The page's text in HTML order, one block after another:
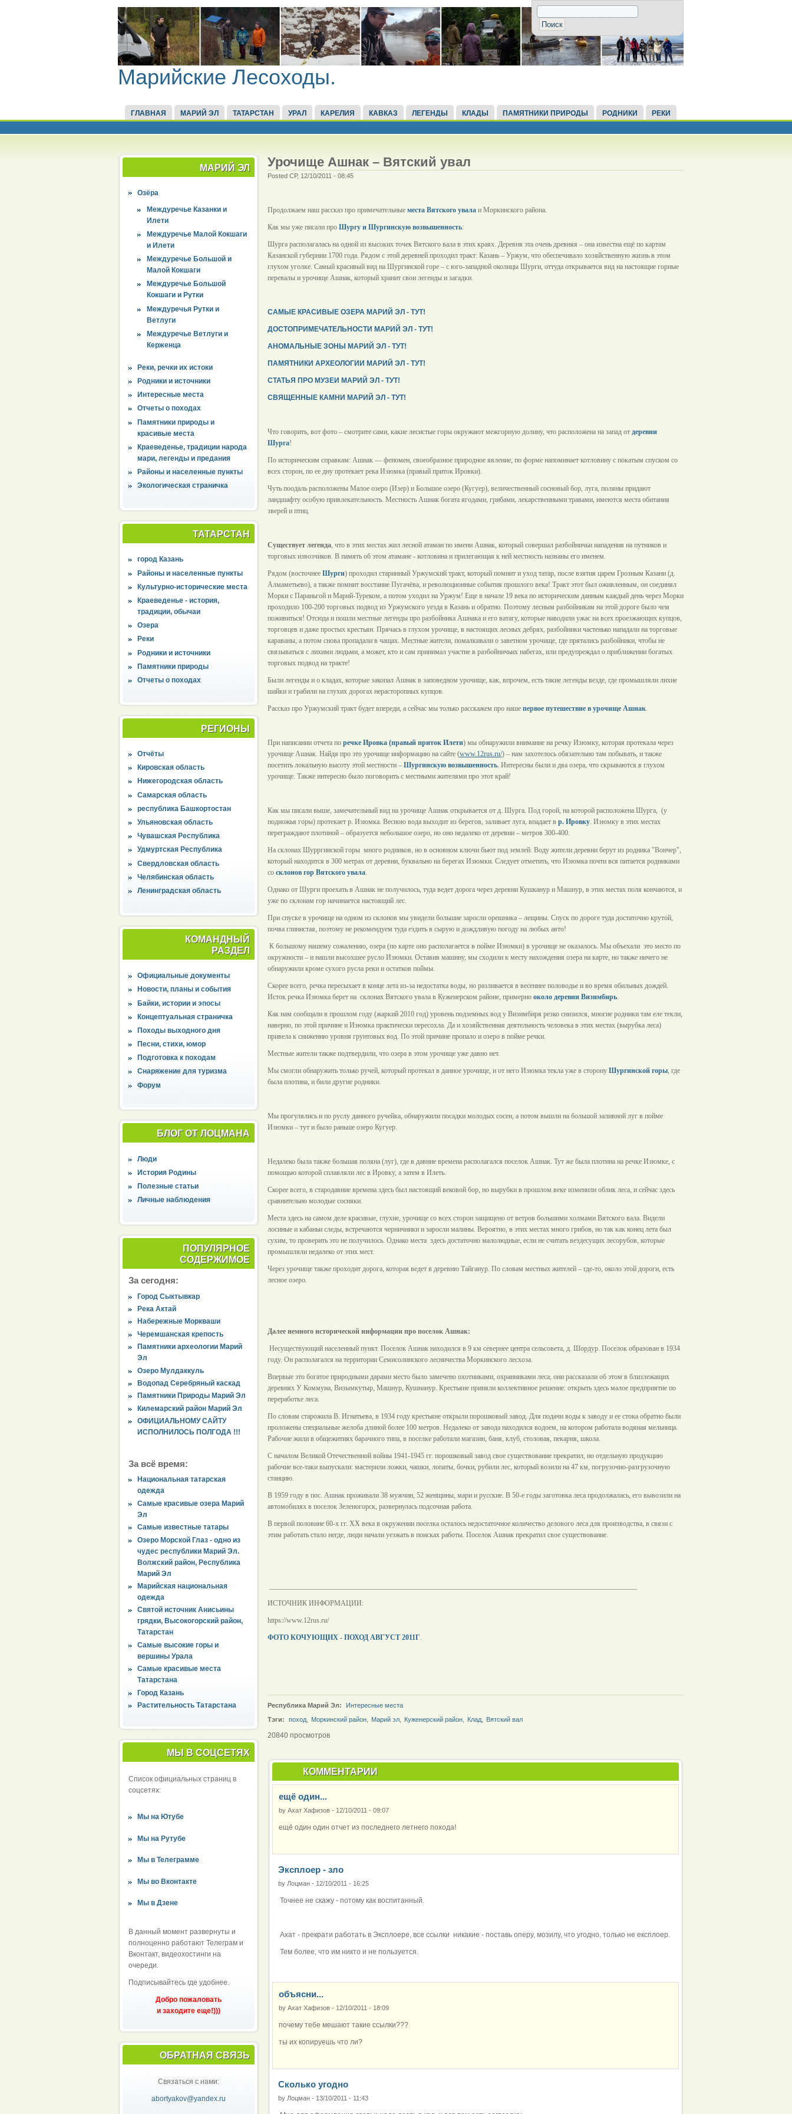
Марийские Лесоходы.
ГЛАВНАЯ МАРИЙ ЭЛ ТАТАРСТАН УРАЛ КАРЕЛИЯ КАВКАЗ ЛЕГЕНДЫ КЛАДЫ ПАМЯТНИКИ ПРИРОДЫ РОДНИКИ РЕКИ
МАРИЙ ЭЛ
Озёра
Междуречье Казанки и
Илети
Междуречье Малой Кокшаги
и Илети
Междуречье Большой и
Малой Кокшаги
Междуречье Большой
Кокшаги и Рутки
Междуречья Рутки и
Ветлуги
Междуречье Ветлуги и
Керженца
Реки, речки их истоки
Родники и источники
Интересные места
Отчеты о походах
Памятники природы и
красивые места
Краеведенье, традиции народа
мари, легенды и предания
Районы и населенные пункты
Экологическая страничка
ТАТАРСТАН
город Казань
Районы и населенные пункты
Культурно-исторические места
Краеведенье - история,
традиции, обычаи
Озера
Реки
Родники и источники
Памятники природы
Отчеты о походах
РЕГИОНЫ
Отчёты
Кировская область
Нижегородская область
Самарская область
республика Башкортостан
Ульяновская область
Чувашская Республика
Удмуртская Республика
Свердловская область
Челябинская область
Ленинградская область
КОМАНДНЫЙ
РАЗДЕЛ
Официальные документы
Новости, планы и события
Байки, истории и эпосы
Концептуальная страничка
Походы выходного дня
Песни, стихи, юмор
Подготовка к походам
Снаряжение для туризма
Форум
БЛОГ ОТ ЛОЦМАНА
Люди
История Родины
Полезные статьи
Личные наблюдения
ПОПУЛЯРНОЕ
СОДЕРЖИМОЕ
За сегодня:
Город Сыктывкар
Река Актай
Набережные Моркваши
Черемшанская крепость
Памятники археологии Марий
Эл
Озеро Мулдаккуль
Водопад Серебряный каскад
Памятники Природы Марий Эл
Килемарский район Марий Эл
ОФИЦИАЛЬНОМУ САЙТУ
ИСПОЛНИЛОСЬ ПОЛГОДА !!!
За всё время:
Национальная татарская
одежда
Самые красивые озера Марий
Эл
Самые известные татары
Озеро Морской Глаз - одно из
чудес республики Марий Эл.
Волжский район, Республика
Марий Эл
Марийская национальная
одежда
Святой источник Анисьины
грядки, Высокогорский район,
Татарстан
Самые высокие горы и
вершины Урала
Самые красивые места
Татарстана
Город Казань
Растительность Татарстана
МЫ В СОЦСЕТЯХ
Список официальных страниц в
соцсетях:
Мы на Ютубе
Мы на Рутубе
Мы в Телеграмме
Мы во Вконтакте
Мы в Дзене
В данный момент развернуты и
полноценно работают Телеграм и
Вконтакт, видеохостинги на
очереди.
Подписывайтесь где удобнее.
Добро пожаловать
и заходите еще!)))
ОБРАТНАЯ СВЯЗЬ
Связаться с нами:
abortyakov@yandex.ru
Урочище Ашнак – Вятский увал
Posted СР, 12/10/2011 - 08:45
Продолжаем наш рассказ про примечательные места Вятского увалаи Моркинского района.
Как мы уже писали про Шургу и Шургинскую возвышенность:
Шурга располагалась на одной из высоких точек Вятского вала в этих краях. Деревня эта очень древняя – она известна ещё по картам
Казанской губернии 1700 года. Рядом с этой деревней проходил тракт: Казань – Уржум, что обеспечивало хозяйственную жизнь в этом
глухом уголке. Самый красивый вид на Шургинской горе – с юго-западной околицы Шурги, оттуда открывается вид на настоящие горные
перевалы и урочище Ашнак, который хранит свои легенды и загадки.
САМЫЕ КРАСИВЫЕ ОЗЕРА МАРИЙ ЭЛ - ТУТ!
ДОСТОПРИМЕЧАТЕЛЬНОСТИ МАРИЙ ЭЛ - ТУТ!
АНОМАЛЬНЫЕ ЗОНЫ МАРИЙ ЭЛ - ТУТ!
ПАМЯТНИКИ АРХЕОЛОГИИ МАРИЙ ЭЛ - ТУТ!
СТАТЬЯ ПРО МУЗЕИ МАРИЙ ЭЛ - ТУТ!
СВЯЩЕННЫЕ КАМНИ МАРИЙ ЭЛ - ТУТ!
Что говорить, вот фото – смотрите сами, какие лесистые горы окружают межгорную долину, что расположена на запад от деревни
Шурга!
По историческим справкам: Ашнак — феномен, своеобразное природное явление, по форме напоминает котловину с покатым спуском со
всех сторон, по ее дну протекает река Изюмка (правый приток Ировки).
Чуть поодаль расположены Малое озеро (Изер) и Большое озеро (Кугуер), величественный сосновый бор, луга, поляны придают
ландшафту особую привлекательность. Местность Ашнак богата ягодами, грибами, лекарственными травами, имеются места обитания
зверей и птиц.
Существует легенда, что в этих местах жил лесной атаман по имени Ашнак, который совершал разбойничьи нападения на путников и
торговых извозчиков. В память об этом атамане - котловина и прилегающая к ней местность названы его именем.
Рядом (восточнее Шурги) проходил старинный Уржумский тракт, который помнит и уход татар, после взятия царем Грозным Казани (д.
Алмаметьево), а также помнит восстание Пугачёва, и революционные события прошлого века! Тракт этот был оживленным, он соединял
Морки с Параньгой и Марий-Туреком, а потом уходил на Уржум! Еще в начале 19 века по историческим данным каждый день через Морки
проходило 100-200 торговых подвод из Уржумского уезда в Казань и обратно. Поэтому лесным разбойникам на этой дороге было чем
поживиться! Отсюда и пошли местные легенды про разбойника Ашнака и его ватагу, которые наводили ужас на всех проезжающих купцов,
торговцев и даже простых крестьян. Прячась в глухом урочище, в настоящих лесных дебрях, разбойники частенько нападали на торговые
караваны, а потом снова пропадали в чащах. Местные жители, помалкивали о заветном урочище, где прятались разбойники, чтобы не
связываться с лихими людьми, а может, кто и сам принимал участие в разбойничьих набегах, или предупреждал о приближении богатых
торговых подвод на тракте!
Были легенды и о кладах, которые закопал Ашнак в заповедном урочище, как, впрочем, есть такие легенды везде, где промышляли лихие
шайки и грабили на глухих дорогах нерасторопных купцов.
Рассказ про Уржумский тракт будет впереди, а сейчас мы только расскажем про наше первое путешествие в урочище Ашнак.
При написании отчета по речке Ировка (правый приток Илети) мы обнаружили внимание на речку Изюмку, которая протекала через
урочище Ашнак. Найдя про это урочище информацию на сайте (www.12rus.ru/) – нам захотелось обязательно там побывать, и также
посетить локальную высоту этой местности – Шургинскую возвышенность. Интересны были и два озера, что скрываются в глухом
урочище. Также интересно было поговорить с местными жителями про этот край!
Как мы писали выше, замечательный вид на урочище Ашнак открывается от д. Шурга. Под горой, на которой расположена Шурга, (у
подножья горы) протекает р. Изюмка. Весною вода выходит из берегов, заливает луга, впадает в р. Ировку. Изюмку в этих местах
переграждают плотиной – образуется небольшое озеро, но оно недалеко от деревни – метров 300-400.
На склонах Шурргинской горы много родников, но в основном ключи бьют под землей. Воду жители деревни берут из родника "Вончер",
который находится в 300 метрах от деревни, буквально на берегах Изюмки. Следует отметить, что Изюмка почти вся питается родниками
со склонов гор Вятского увала.
Однако от Шурги проехать в Ашнак не получилось, туда ведет дорога через деревни Кушканур и Машнур, в этих местах поля кончаются, и
уже по склонам гор начинается настоящий лес.
При спуске в урочище на одном из склонов мы увидели большие заросли орешника – лещины. Спуск по дороге туда достаточно крутой,
почва глинистая, поэтому не рекомендуем туда ездить в сырую и дождливую погоду на любых авто!
К большому нашему сожалению, озера (по карте оно располагается в пойме Изюмки) в урочище не оказалось. Мы объехали это место по
окружности – и нашли высохшее русло Изюмки. Оставив машину, мы сходили к месту нахождения озера на карте, но также ничего не
обнаружили кроме сухого русла реки и остатков поймы.
Скорее всего, речка пересыхает в конце лета из-за недостатка воды, но разливается в весеннее половодье и во время обильных дождей.
Исток речка Изюмка берет на склонах Вятского увала в Куженерском районе, примерно около деревни Визимбирь.
Как нам сообщали в прошлом году (жаркий 2010 год) уровень подземных вод у Визимбиря резко снизился, многие родники там еле текли,
наверно, по этой причине и Изюмка практически пересохла. Да и хозяйственная деятельность человека в этих местах (вырубка леса)
привела к снижению уровня грунтовых вод. По этой причине пропало и озеро в пойме речки.
Местные жители также подтвердили, что озера в этом урочище уже давно нет.
Мы смогли обнаружить только ручей, который протекал в данное урочище, и от него Изюмка текла уже в сторону Шургинской горы, где
была плотина, и били другие родники.
Мы прогулялись и по руслу данного ручейка, обнаружили посадки молодых сосен, а потом вышли на большой заливной луг в пойме
Изюмки – тут и было раньше озеро Кугуер.
Недалеко была также большая поляна (луг), где в давние времена располагался поселок Ашнак. Тут же была плотина на речке Изюмке, с
помощью которой сплавляли лес в Ировку, а затем в Илеть.
Скорее всего, в стародавние времена здесь был настоящий вековой бор, но вырубки в прошлом веке изменили облик леса, и сейчас здесь
сравнительно молодые сосняки.
Места здесь на самом деле красивые, глухие, урочище со всех сторон защищено от ветров большими холмами Вятского вала. Видели
лосиные и кабаньи следы, встречаются черничники и заросли малины. Вероятно, в этих местах много грибов, но так как конец лета был
сухим, то проверить это не получилось. Однако места здесь достаточно малолюдные, если не считать вездесущих лесорубов, которые
промышляли недалеко от этих мест.
Через урочище также проходит дорога, которая ведет в деревню Тайганур. По словам местных жителей – где-то, около этой дороги, есть
лесное озеро.
Далее немного исторической информации про поселок Ашнак:
Несуществующий населенный пункт. Поселок Ашнак находился в 9 км севернее центра сельсовета, д. Шордур. Поселок образован в 1934
году. Он располагался на территории Семисолинского лесничества Моркинского лесхоза.
Впервые это богатое природными дарами место было замечено охотниками, охранниками леса, они рассказали об этом в близлежащих
деревнях У Коммуна, Визымкутыр, Машнур, Кушнанур. Крестьяне приняли коллективное решение: открыть здесь малое предприятие по
переработке леса.
По словам старожила В. Игнатьева, в 1934 году крестьяне открыли порошковый завод. Для подачи воды к заводу и ее стока обратно были
проложены специальные желоба длиной более 100 метров. Недалеко от завода находился водоем, на котором работала водяная мельница.
Рабочие жили в общежитиях барачного типа, в поселке работали магазин, баня, клуб, столовая, пекарня, школа.
С началом Великой Отечественной войны 1941-1945 гг. порошковый завод свое существование прекратил, но отдельную продукцию
рабочие все-таки выпускали: мастерили ложки, чашки, лопаты, бочки, рубили лес, который возили на 47 км, погрузочно-разгрузочную
станцию.
В 1959 году в пос. Ашнак проживали 38 мужчин, 52 женщины, мари и русские. В 50-е годы заготовка леса продолжалась, его вывозили на
автомобилях в поселок Зеленогорск, развернулась подсочная работа.
В первой половине 60-х гг. XX века в окружении поселка осталось недостаточное количество делового леса для производства, в связи с
этим работать стало негде, люди начали уезжать в поисках работы. Поселок Ашнак прекратил свое существование.
ИСТОЧНИК ИНФОРМАЦИИ:
https://www.12rus.ru/
ФОТО КОЧУЮЩИХ - ПОХОД АВГУСТ 2011Г.
Республика Марий Эл:
Интересные места
Тэги:
поход, Моркинский район, Марий эл, Куженерский район, Клад, Вятский вал
20840 просмотров
КОММЕНТАРИИ
ещё один...
by Ахат Хафизов- 12/10/2011 - 09:07
ещё один один отчет из последнего летнего похода!
Эксплоер - зло
by Лоцман- 12/10/2011 - 16:25
Точнее не скажу - потому как воспитанный.
Ахат - прекрати работать в Эксплоере, все ссылки никакие - поставь оперу, мозилу, что угодно, только не експлоер.
Тем более, что им никто и не пользуется.
объясни...
by Ахат Хафизов- 12/10/2011 - 18:09
почему тебе мешают такие ссылки???
ты их копируешь что ли?
Сколько угодно
by Лоцман- 13/10/2011 - 11:43